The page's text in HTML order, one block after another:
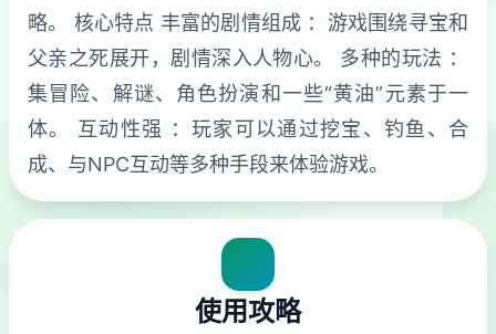
略。 核心特点 丰富的剧情组成 ：游戏围绕寻宝和
父亲之死展开，剧情深入人物心。 多种的玩法 ：
集冒险、解谜、角色扮演和一些“黄油”元素于一
体。 互动性强 ：玩家可以通过挖宝、钓鱼、合
成、与NPC互动等多种手段来体验游戏。
使用攻略